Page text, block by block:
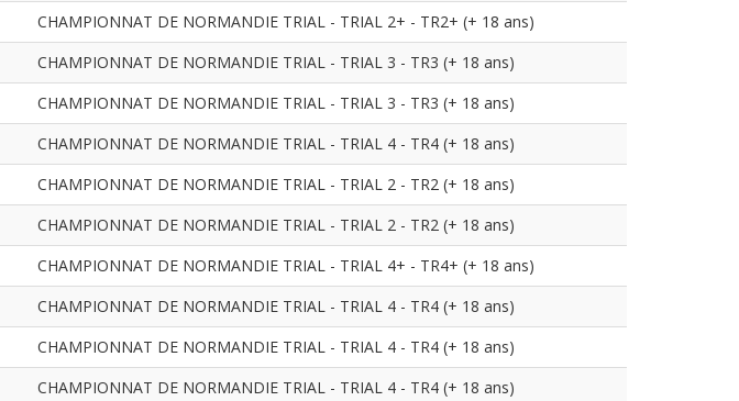
CHAMPIONNAT DE NORMANDIE TRIAL - TRIAL 2+ - TR2+ (+ 18 ans)
CHAMPIONNAT DE NORMANDIE TRIAL - TRIAL 3 - TR3 (+ 18 ans)
CHAMPIONNAT DE NORMANDIE TRIAL - TRIAL 3 - TR3 (+ 18 ans)
CHAMPIONNAT DE NORMANDIE TRIAL - TRIAL 4 - TR4 (+ 18 ans)
CHAMPIONNAT DE NORMANDIE TRIAL - TRIAL 2 - TR2 (+ 18 ans)
CHAMPIONNAT DE NORMANDIE TRIAL - TRIAL 2 - TR2 (+ 18 ans)
CHAMPIONNAT DE NORMANDIE TRIAL - TRIAL 4+ - TR4+ (+ 18 ans)
CHAMPIONNAT DE NORMANDIE TRIAL - TRIAL 4 - TR4 (+ 18 ans)
CHAMPIONNAT DE NORMANDIE TRIAL - TRIAL 4 - TR4 (+ 18 ans)
CHAMPIONNAT DE NORMANDIE TRIAL - TRIAL 4 - TR4 (+ 18 ans)